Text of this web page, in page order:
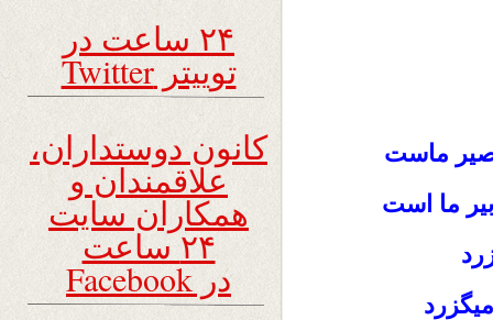
ماست
ما است
۲۴ ساعت در
توییتر Twitter
کانون دوستداران،
علاقمندان و
همکاران سایت
۲۴ ساعت
در Facebook